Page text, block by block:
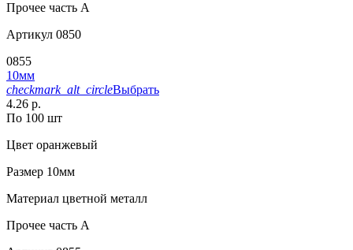
Прочее часть A
Артикул 0850
0855
10мм
checkmark_alt_circleВыбрать
4.26 р.
По 100 шт
Цвет оранжевый
Размер 10мм
Материал цветной металл
Прочее часть A